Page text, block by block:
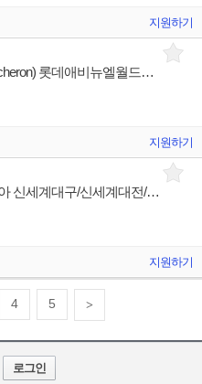
지원하기
[Kering그룹] 명품주얼리 부쉐론(Boucheron) 롯데애비뉴엘월드타워/판매사원 신세계센텀/점장 채용
지원하기
[BVLGARI] 명품 주얼리 불가리 코리아 신세계대구/신세계대전/롯데광주 판매사원 채용
지원하기
4 5 >
로그인